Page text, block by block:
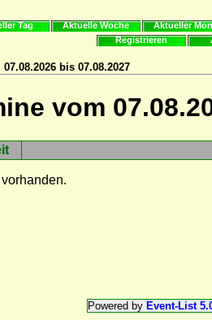
Tag Aktuelle Woche Aktueller
Registrieren
bis 07.08.2027
vom
Powered by Event-List